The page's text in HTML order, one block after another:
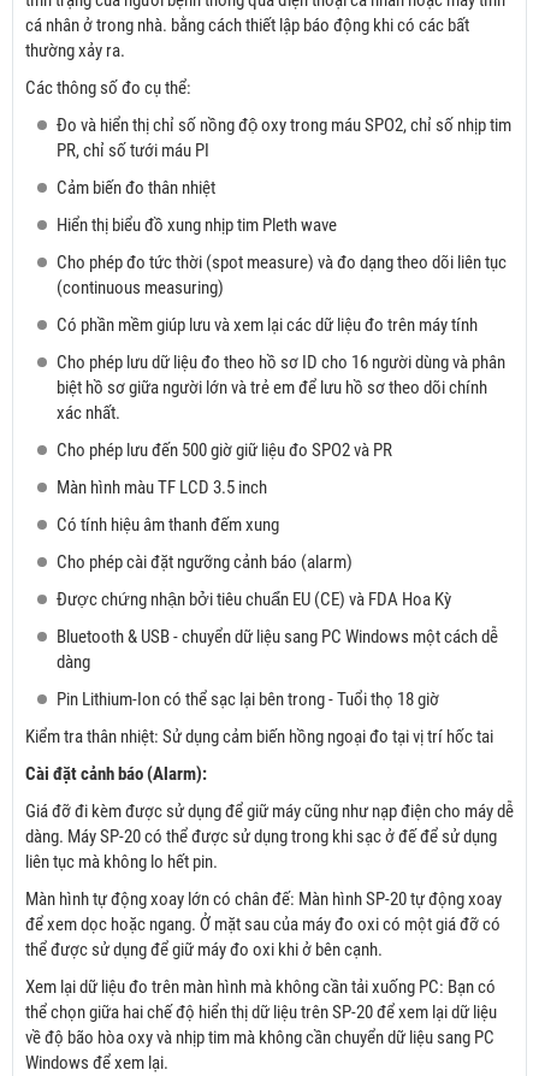
cá nhân ở trong nhà. bằng cách thiết lập báo động khi có các bất
thường xảy ra.
Các thông số đo cụ thể:
Đo và hiển thị chỉ số nồng độ oxy trong máu SPO2, chỉ số nhịp tim
PR, chỉ số tưới máu PI
Cảm biến đo thân nhiệt
Hiển thị biểu đồ xung nhịp tim Pleth wave
Cho phép đo tức thời (spot measure) và đo dạng theo dõi liên tục
(continuous measuring)
Có phần mềm giúp lưu và xem lại các dữ liệu đo trên máy tính
Cho phép lưu dữ liệu đo theo hồ sơ ID cho 16 người dùng và phân
biệt hồ sơ giữa người lớn và trẻ em để lưu hồ sơ theo dõi chính
xác nhất.
Cho phép lưu đến 500 giờ giữ liệu đo SPO2 và PR
Màn hình màu TF LCD 3.5 inch
Có tính hiệu âm thanh đếm xung
Cho phép cài đặt ngưỡng cảnh báo (alarm)
Được chứng nhận bởi tiêu chuẩn EU (CE) và FDA Hoa Kỳ
Bluetooth & USB - chuyển dữ liệu sang PC Windows một cách dễ
dàng
Pin Lithium-Ion có thể sạc lại bên trong - Tuổi thọ 18 giờ
Kiểm tra thân nhiệt: Sử dụng cảm biến hồng ngoại đo tại vị trí hốc tai
Cài đặt cảnh báo (Alarm):
Giá đỡ đi kèm được sử dụng để giữ máy cũng như nạp điện cho máy dễ
dàng. Máy SP-20 có thể được sử dụng trong khi sạc ở đế để sử dụng
liên tục mà không lo hết pin.
Màn hình tự động xoay lớn có chân đế: Màn hình SP-20 tự động xoay
để xem dọc hoặc ngang. Ở mặt sau của máy đo oxi có một giá đỡ có
thể được sử dụng để giữ máy đo oxi khi ở bên cạnh.
Xem lại dữ liệu đo trên màn hình mà không cần tải xuống PC: Bạn có
thể chọn giữa hai chế độ hiển thị dữ liệu trên SP-20 để xem lại dữ liệu
về độ bão hòa oxy và nhịp tim mà không cần chuyển dữ liệu sang PC
Windows để xem lại.